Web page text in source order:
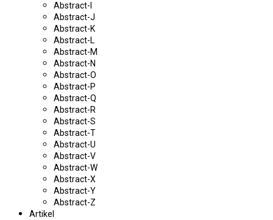
Abstract-I
Abstract-J
Abstract-K
Abstract-L
Abstract-M
Abstract-N
Abstract-O
Abstract-P
Abstract-Q
Abstract-R
Abstract-S
Abstract-T
Abstract-U
Abstract-V
Abstract-W
Abstract-X
Abstract-Y
Abstract-Z
Artikel